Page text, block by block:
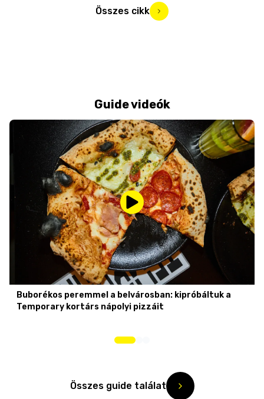
Összes cikk
Guide videók
Buborékos peremmel a belvárosban: kipróbáltuk a
Temporary kortárs nápolyi pizzáit
Összes guide találat